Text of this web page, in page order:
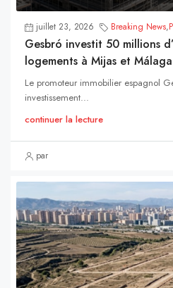
juillet 23, 2026 Breaking News,
Gesbró investit 50 millions
logements à Mijas et
Le promoteur immobilier espagnol
investissement...
continuer la lecture
par